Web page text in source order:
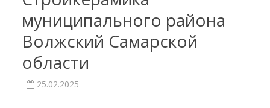
муниципального района
Волжский Самарской
области
25.02.2025